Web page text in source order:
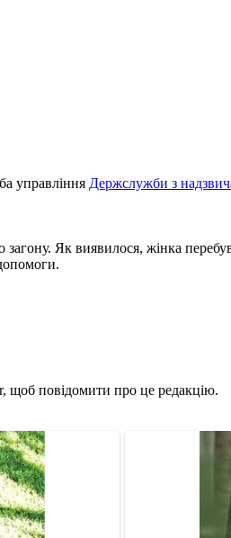
управління Держслужби з
загону. Як виявилося, жінка
щоб повідомити про це редакцію.